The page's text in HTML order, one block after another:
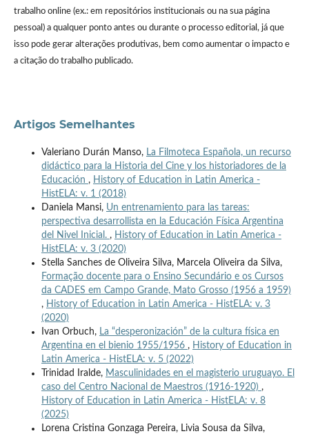
trabalho online (ex.: em repositórios institucionais ou na sua página
pessoal) a qualquer ponto antes ou durante o processo editorial, já que
isso pode gerar alterações produtivas, bem como aumentar o impacto e
a citação do trabalho publicado.
Artigos Semelhantes
Valeriano Durán Manso, La Filmoteca Española, un recurso
didáctico para la Historia del Cine y los historiadores de la
Educación , History of Education in Latin America -
HistELA: v. 1 (2018)
Daniela Mansi, Un entrenamiento para las tareas:
perspectiva desarrollista en la Educación Física Argentina
del Nivel Inicial. , History of Education in Latin America -
HistELA: v. 3 (2020)
Stella Sanches de Oliveira Silva, Marcela Oliveira da Silva,
Formação docente para o Ensino Secundário e os Cursos
da CADES em Campo Grande, Mato Grosso (1956 a 1959)
, History of Education in Latin America - HistELA: v. 3
(2020)
Ivan Orbuch, La “desperonización” de la cultura física en
Argentina en el bienio 1955/1956 , History of Education in
Latin America - HistELA: v. 5 (2022)
Trinidad Iralde, Masculinidades en el magisterio uruguayo. El
caso del Centro Nacional de Maestros (1916-1920) ,
History of Education in Latin America - HistELA: v. 8
(2025)
Lorena Cristina Gonzaga Pereira, Livia Sousa da Silva,